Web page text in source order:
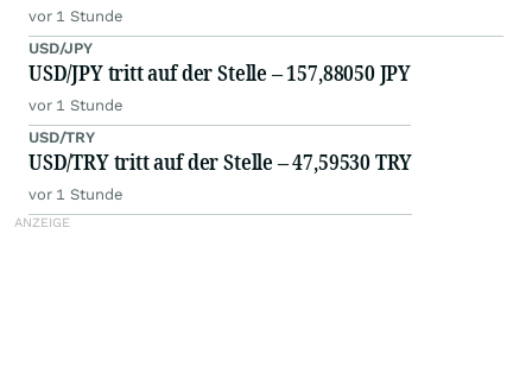
vor 1 Stunde
USD/JPY
USD/JPY tritt auf der Stelle – 157,88050 JPY
vor 1 Stunde
USD/TRY
USD/TRY tritt auf der Stelle – 47,59530 TRY
vor 1 Stunde